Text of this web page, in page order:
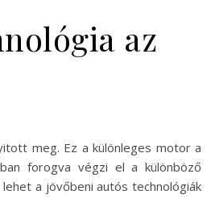
az
meg. Ez a különleges motor a
forogva végzi el a különböző
a jövőbeni autós technológiák